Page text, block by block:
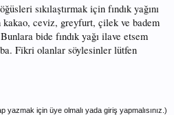
sıkılaştırmak için fındık yağını
ceviz, greyfurt, çilek ve badem
Bunlara bide fındık yağı ilave etsem
Fikri olanlar söylesinler lütfen
yazmak için üye olmalı yada giriş yapmalısınız.)